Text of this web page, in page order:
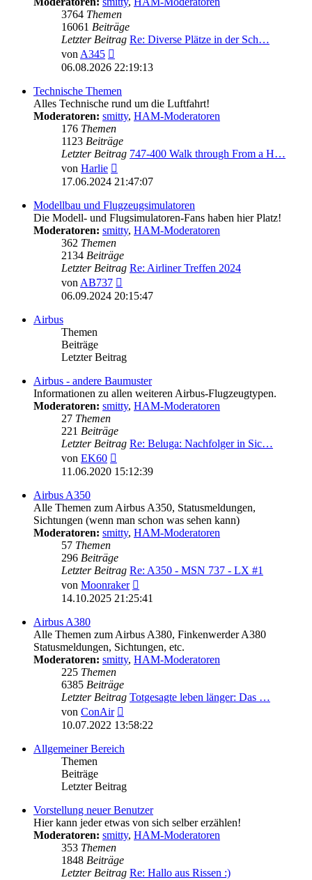
3764 Themen
16061 Beiträge
Letzter Beitrag Re: Diverse Plätze in der Sch…
vonA345
Beitrag
06.08.2026 22:19:13
Technische Themen
Alles Technische rund um die Luftfahrt!
Moderatoren: smitty, HAM-Moderatoren
176 Themen
1123 Beiträge
Letzter Beitrag 747-400 Walk through From a H…
von Harlie
Beitrag
17.06.2024 21:47:07
Modellbau und Flugzeugsimulatoren
Die Modell- und Flugsimulatoren-Fans haben hier Platz!
Moderatoren: smitty, HAM-Moderatoren
362 Themen
2134 Beiträge
Letzter Beitrag Re: Airliner Treffen 2024
vonAB737
Beitrag
06.09.2024 20:15:47
Airbus
Themen
Beiträge
Letzter Beitrag
Airbus - andere Baumuster
Informationen zu allen weiteren Airbus-Flugzeugtypen.
Moderatoren: smitty, HAM-Moderatoren
27 Themen
221 Beiträge
Letzter Beitrag Re: Beluga: Nachfolger in Sic…
von EK60
Beitrag
11.06.2020 15:12:39
Airbus A350
Alle Themen zum Airbus A350, Statusmeldungen,
Sichtungen (wenn man schon was sehen kann)
Moderatoren: smitty, HAM-Moderatoren
57 Themen
296 Beiträge
Letzter Beitrag Re: A350 - MSN 737 - LX #1
von Moonraker
Beitrag
14.10.2025 21:25:41
Airbus A380
Alle Themen zum Airbus A380, Finkenwerder A380
Statusmeldungen, Sichtungen, etc.
Moderatoren: smitty, HAM-Moderatoren
225 Themen
6385 Beiträge
Letzter Beitrag Totgesagte leben länger: Das …
von ConAir
Beitrag
10.07.2022 13:58:22
Allgemeiner Bereich
Themen
Beiträge
Letzter Beitrag
Vorstellung neuer Benutzer
Hier kann jeder etwas von sich selber erzählen!
Moderatoren: smitty, HAM-Moderatoren
353 Themen
1848 Beiträge
Letzter Beitrag Re: Hallo aus Rissen :)